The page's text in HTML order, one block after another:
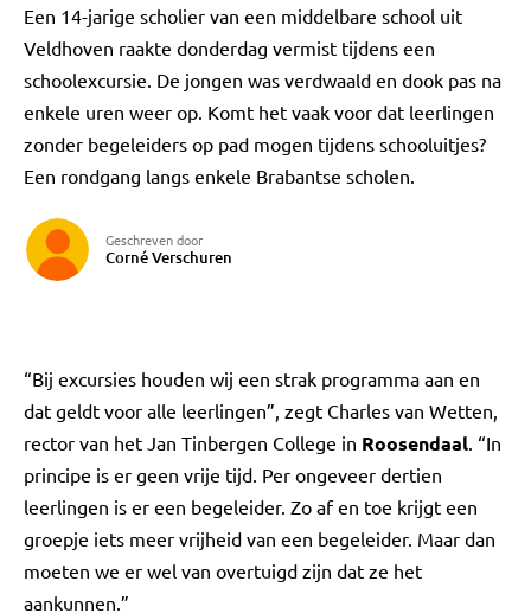
Een 14-jarige scholier van een middelbare school uit
Veldhoven raakte donderdag vermist tijdens een
schoolexcursie. De jongen was verdwaald en dook pas na
enkele uren weer op. Komt het vaak voor dat leerlingen
zonder begeleiders op pad mogen tijdens schooluitjes?
Een rondgang langs enkele Brabantse scholen.
Geschreven door
Corné Verschuren
“Bij excursies houden wij een strak programma aan en
dat geldt voor alle leerlingen”, zegt Charles van Wetten,
rector van het Jan Tinbergen College in Roosendaal. “In
principe is er geen vrije tijd. Per ongeveer dertien
leerlingen is er een begeleider. Zo af en toe krijgt een
groepje iets meer vrijheid van een begeleider. Maar dan
moeten we er wel van overtuigd zijn dat ze het
aankunnen.”